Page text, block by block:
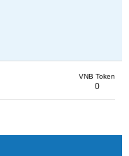
VNB Token
0